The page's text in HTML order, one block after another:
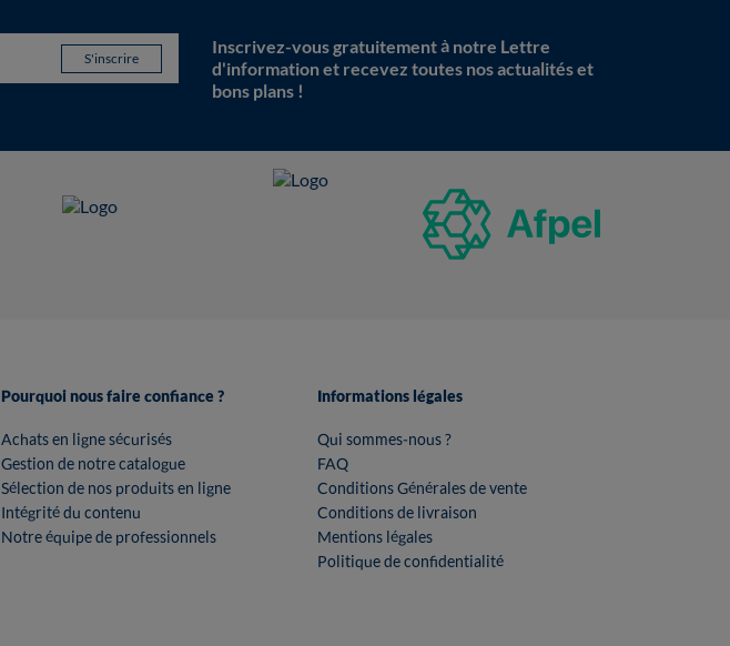
Inscrivez-vous gratuitement à notre Lettre
d'information et recevez toutes nos actualités et
bons plans !
Pourquoi nous faire confiance ?
Achats en ligne sécurisés
Gestion de notre catalogue
Sélection de nos produits en ligne
Intégrité du contenu
Notre équipe de professionnels
Informations légales
Qui sommes-nous ?
FAQ
Conditions Générales de vente
Conditions de livraison
Mentions légales
Politique de confidentialité